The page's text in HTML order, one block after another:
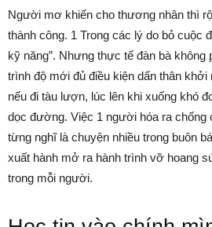
Người mơ khiến cho thương nhân thì
thành công. 1 Trong các lý do bỏ cuộc
kỹ năng”. Nhưng thực tế đàn bà không
trình độ mới đủ điều kiện dấn thân
nếu đi tàu lượn, lúc lên khi xuống khó
dọc đường. Việc 1 người hóa ra chống
từng nghĩ là chuyện nhiều trong buôn
xuất hành mở ra hành trình vỡ hoang
trong mỗi người.